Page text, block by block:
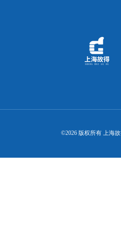
©2026 版权所有 上海